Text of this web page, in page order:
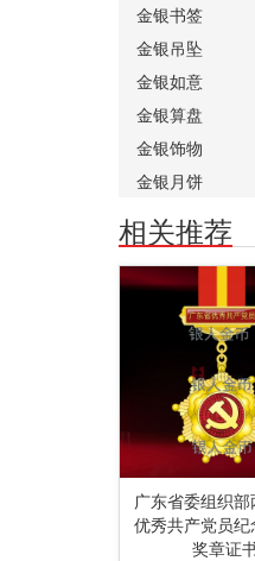
金银书签
金银吊坠
金银如意
金银算盘
金银饰物
金银月饼
相关推荐
广东省委组织
优秀共产党员
奖章证